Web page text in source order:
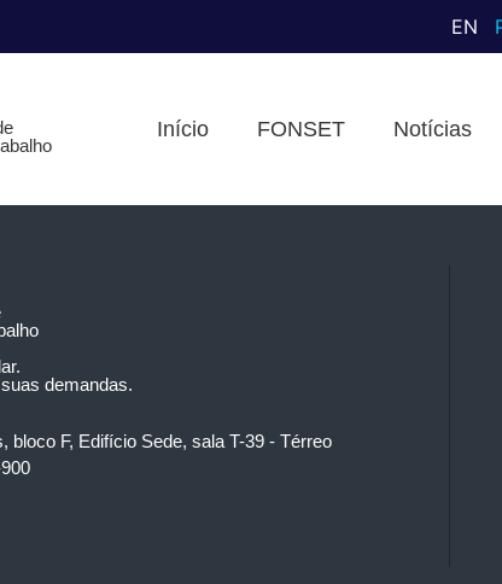
EN
e
abalho
Início FONSET Notícias
demandas.
bloco F, Edifício Sede, sala T-39 - Térreo